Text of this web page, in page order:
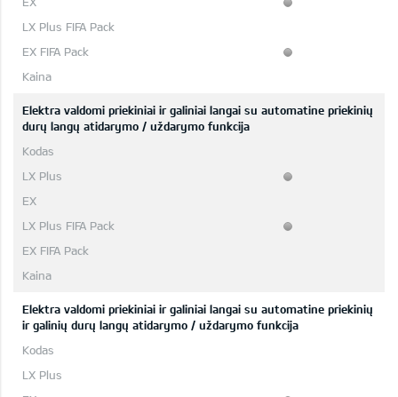
Elektra valdomi priekiniai ir galiniai langai su automatine priekinių
durų langų atidarymo / uždarymo funkcija
Elektra valdomi priekiniai ir galiniai langai su automatine priekinių
ir galinių durų langų atidarymo / uždarymo funkcija